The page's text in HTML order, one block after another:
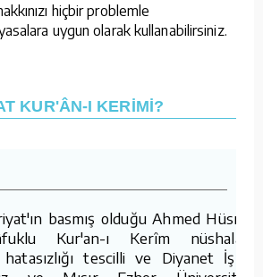
hiçbir problemle
uygun olarak kullanabilirsiniz.
KUR'ÂN-I KERİMİ?
basmış olduğu Ahmed Hüsrev
Kur'an-ı Kerîm nüshaları,
tescilli ve Diyanet İşleri